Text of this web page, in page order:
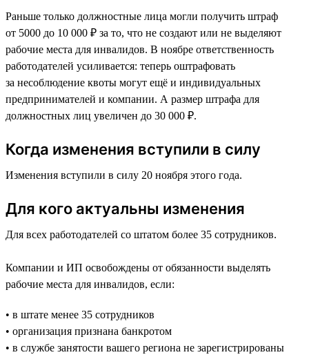
Раньше только должностные лица могли получить штраф
от 5000 до 10 000 ₽ за то, что не создают или не выделяют
рабочие места для инвалидов. В ноябре ответственность
работодателей усиливается: теперь оштрафовать
за несоблюдение квоты могут ещё и индивидуальных
предпринимателей и компании. А размер штрафа для
должностных лиц увеличен до 30 000 ₽.
Когда изменения вступили в силу
Изменения вступили в силу 20 ноября этого года.
Для кого актуальны изменения
Для всех работодателей со штатом более 35 сотрудников.
Компании и ИП освобождены от обязанности выделять
рабочие места для инвалидов, если:
• в штате менее 35 сотрудников
• организация признана банкротом
• в службе занятости вашего региона не зарегистрированы